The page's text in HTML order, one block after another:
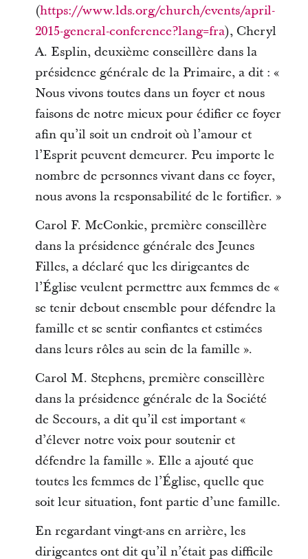
(https://www.lds.org/church/events/april-
2015-general-conference?lang=fra), Cheryl
A. Esplin, deuxième conseillère dans la
présidence générale de la Primaire, a dit : «
Nous vivons toutes dans un foyer et nous
faisons de notre mieux pour édifier ce foyer
afin qu’il soit un endroit où l’amour et
l’Esprit peuvent demeurer. Peu importe le
nombre de personnes vivant dans ce foyer,
nous avons la responsabilité de le fortifier. »
Carol F. McConkie, première conseillère
dans la présidence générale des Jeunes
Filles, a déclaré que les dirigeantes de
l’Église veulent permettre aux femmes de «
se tenir debout ensemble pour défendre la
famille et se sentir confiantes et estimées
dans leurs rôles au sein de la famille ».
Carol M. Stephens, première conseillère
dans la présidence générale de la Société
de Secours, a dit qu’il est important «
d’élever notre voix pour soutenir et
défendre la famille ». Elle a ajouté que
toutes les femmes de l’Église, quelle que
soit leur situation, font partie d’une famille.
En regardant vingt-ans en arrière, les
dirigeantes ont dit qu’il n’était pas difficile